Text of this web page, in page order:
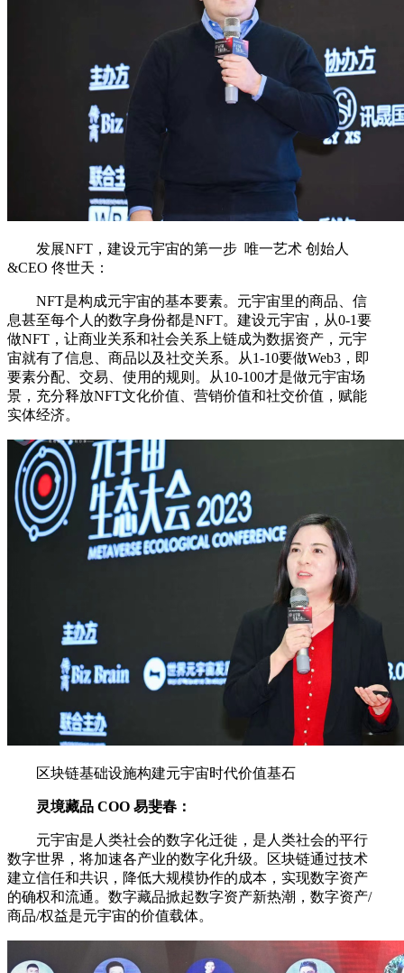
发展NFT，建设元宇宙的第一步 唯一艺术 创始人
&CEO 佟世天：
NFT是构成元宇宙的基本要素。元宇宙里的商品、信
息甚至每个人的数字身份都是NFT。建设元宇宙，从0-1要
做NFT，让商业关系和社会关系上链成为数据资产，元宇
宙就有了信息、商品以及社交关系。从1-10要做Web3，即
要素分配、交易、使用的规则。从10-100才是做元宇宙场
景，充分释放NFT文化价值、营销价值和社交价值，赋能
实体经济。
区块链基础设施构建元宇宙时代价值基石
灵境藏品 COO 易斐春：
元宇宙是人类社会的数字化迁徙，是人类社会的平行
数字世界，将加速各产业的数字化升级。区块链通过技术
建立信任和共识，降低大规模协作的成本，实现数字资产
的确权和流通。数字藏品掀起数字资产新热潮，数字资产/
商品/权益是元宇宙的价值载体。